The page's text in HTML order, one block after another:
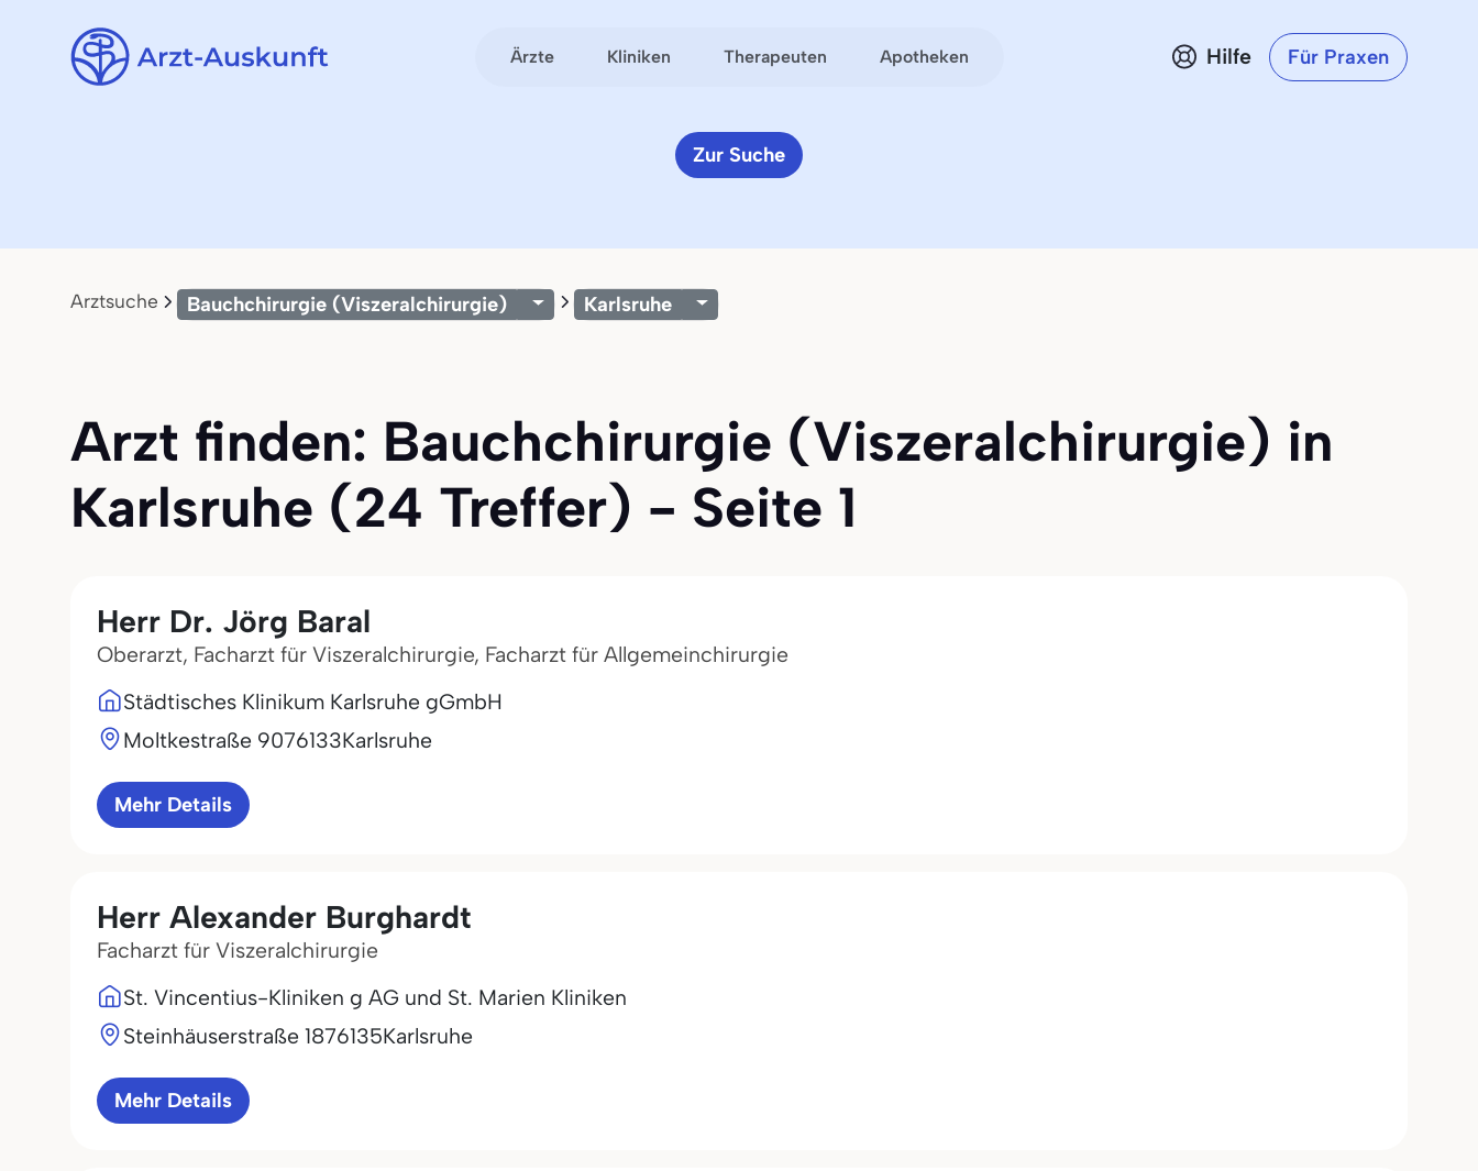
Ärzte Kliniken Therapeuten Apotheken Hilfe Für Praxen
Zur Suche
Arztsuche Bauchchirurgie (Viszeralchirurgie) Karlsruhe
Arzt finden: Bauchchirurgie (Viszeralchirurgie) in
Karlsruhe (24 Treffer) - Seite 1
Herr Dr. Jörg Baral
Oberarzt, Facharzt für Viszeralchirurgie, Facharzt für Allgemeinchirurgie
Städtisches Klinikum Karlsruhe gGmbH
Moltkestraße 9076133Karlsruhe
Mehr Details
Herr Alexander Burghardt
Facharzt für Viszeralchirurgie
St. Vincentius-Kliniken g AG und St. Marien Kliniken
Steinhäuserstraße 1876135Karlsruhe
Mehr Details